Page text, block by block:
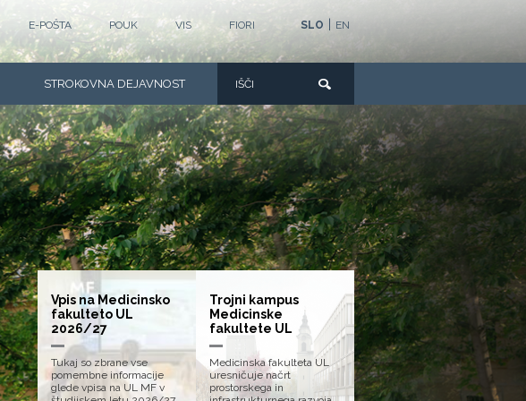
SLO EN
E-POŠTA POUK VIS FIORI
STROKOVNA DEJAVNOST
Trojni kampus
Medicinske
fakultete UL
Medicinska fakulteta UL
uresničuje načrt
prostorskega in
Vpis na Medicinsko
fakulteto UL
2026/27
Tukaj so zbrane vse
pomembne informacije
glede vpisa na UL MF v